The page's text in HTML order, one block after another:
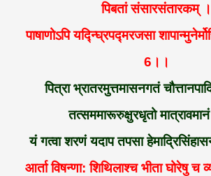
पिबतां संसारसंतारकम् ।
पाषाणोऽपि यद्न्घ्रिपद्मरजसा
6।।
पित्रा भ्रातरमुत्तमासनगतं
तत्सममारूरुक्षुरधृतो
यं गत्वा शरणं यदाप तपसा
आर्ता विषन्णा: शिथिलाश्च भीता घोरेषु च